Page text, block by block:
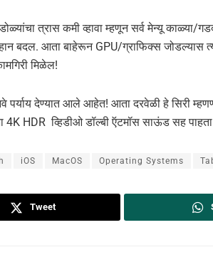
डोळ्यांचा त्रास कमी व्हावा म्हणून सर्व मेन्यू काळ्या/
बदल. आता बाहेरून GPU/ग्राफिक्स जोडल्यास
मिळेल!
देण्यात आले आहेत! आता दरवेळी हे सिरी
HDR व्हिडीओ डॉल्बी ऍटमॉस साऊंड सह
iOS MacOS Operating Systems
Tweet